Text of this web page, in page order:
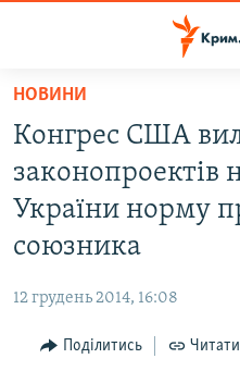
Перейти
основного
матеріалу
Перейти
до
основної
Перейти
пошуку
ВОДА.КРИМ
ВІДЕО ТА ФОТО
ПОГЛЯД
ІНТЕРВ'Ю
НОВИНИ
Конгрес США
законопроектів
України норму
союзника
12 грудень 2014, 16:08
Поділитись